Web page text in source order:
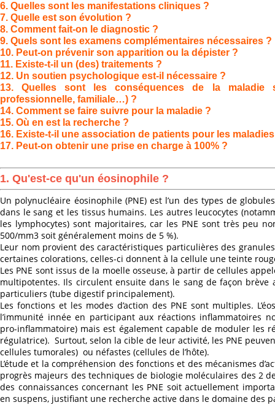
6. Quelles sont les manifestations cliniques ?
7. Quelle est son évolution ?
8. Comment fait-on le diagnostic ?
9. Quels sont les examens complémentaires nécessaires ?
10. Peut-on prévenir son apparition ou la dépister ?
11. Existe-t-il un (des) traitements ?
12. Un soutien psychologique est-il nécessaire ?
13. Quelles sont les conséquences de la maladie
professionnelle, familiale…) ?
14. Comment se faire suivre pour la maladie ?
15. Où en est la recherche ?
16. Existe-t-il une association de patients pour les
17. Peut-on obtenir une prise en charge à 100% ?
1. Qu'est-ce qu'un éosinophile ?
Un polynucléaire éosinophile (PNE) est l’un des types de
dans le sang et les tissus humains. Les autres leucocytes
les lymphocytes) sont majoritaires, car les PNE sont très peu
500/mm3 soit généralement moins de 5 %).
Leur nom provient des caractéristiques particulières des
certaines colorations, celles-ci donnent à la cellule une teinte
Les PNE sont issus de la moelle osseuse, à partir de cellules
multipotentes. Ils circulent ensuite dans le sang de façon
particuliers (tube digestif principalement).
Les fonctions et les modes d’action des PNE sont multiples.
l’immunité innée en participant aux réactions inflammatoires
pro-inflammatoire) mais est également capable de moduler les
régulatrice). Surtout, selon la cible de leur activité, les PNE
cellules tumorales) ou néfastes (cellules de l’hôte).
L’étude et la compréhension des fonctions et des mécanismes
progrès majeurs des techniques de biologie moléculaires des 2
des connaissances concernant les PNE soit actuellement
en suspens, justifiant une recherche active dans le domaine des